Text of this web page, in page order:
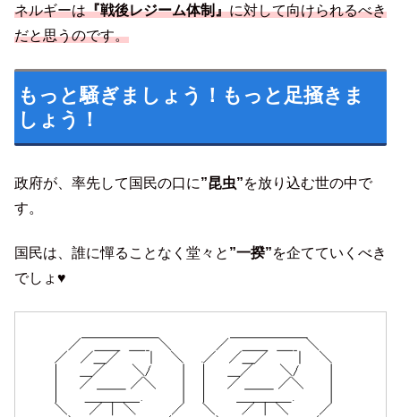
ネルギーは『戦後レジーム体制』に対して向けられるべき
だと思うのです。
もっと騒ぎましょう！もっと足掻きま
しょう！
政府が、率先して国民の口に”昆虫”を放り込む世の中で
す。
国民は、誰に憚ることなく堂々と ”一揆”を企てていくべき
でしょ♥